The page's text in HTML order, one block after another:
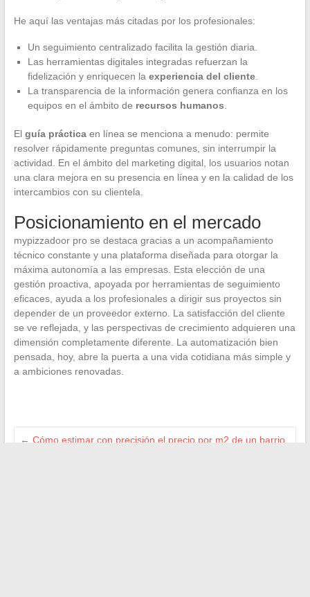
He aquí las ventajas más citadas por los profesionales:
Un seguimiento centralizado facilita la gestión diaria.
Las herramientas digitales integradas refuerzan la
fidelización y enriquecen la experiencia del cliente.
La transparencia de la información genera confianza en los
equipos en el ámbito de recursos humanos
El guía prácticaen línea se menciona a menudo: permite
resolver rápidamente preguntas comunes, sin interrumpir la
actividad. En el ámbito del marketing digital, los usuarios notan
una clara mejora en su presencia en línea y en la calidad de los
intercambios con su clientela.
Posicionamiento en el mercado
mypizzadoor pro se destaca gracias a un acompañamiento
técnico constante y una plataforma diseñada para otorgar la
máxima autonomía a las empresas. Esta elección de una
gestión proactiva, apoyada por herramientas de seguimiento
eficaces, ayuda a los profesionales a dirigir sus proyectos sin
depender de un proveedor externo. La satisfacción del cliente
se ve reflejada, y las perspectivas de crecimiento adquieren una
dimensión completamente diferente. La automatización bien
pensada, hoy, abre la puerta a una vida cotidiana más simple y
a ambiciones renovadas.
← Cómo estimar con precisión el precio por m2 de un barrio